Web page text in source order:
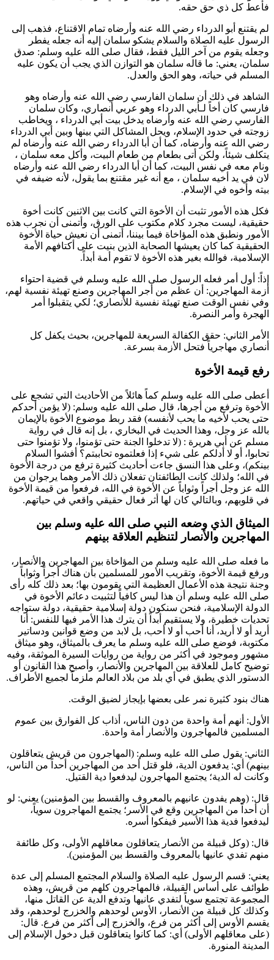
فأعط كل ذي حق حقه.
لم يقتنع أبو الدرداء رضي الله عنه وأرضاه تمام الاقتناع، فذهب إلى
الرسول عليه الصلاة والسلام يشكو سلمان إليه أنه جعله يفطر
وجعله يقوم من آخر الليل فقط، فقال صلى الله عليه وسلم: صدق
سلمان، يعني: ما قاله سلمان هو التوازن الذي يجب أن يكون عليه
المسلم في حياته، وهو الحق والعدل.
الشاهد في ذلك أن سلمان الفارسي رضي الله عنه وأرضاه وهو
فارسي كان أخاً لـأبي الدرداء وهو عربي أنصاري، وكان سلمان
الفارسي رضي الله عنه وأرضاه يدخل بيت أبي الدرداء ، ويخاطب
زوجته في حدود الإسلام، ويحل المشاكل التي بينها وبين أبي الدرداء
رضي الله عنه وأرضاه، كما أن أبا الدرداء رضي الله عنه وأرضاه لم
يتكلف شيئاً، ولكن أتى بطعام من طعام البيت، وأكل معه سلمان ،
ونام معه في نفس البيت، كما أن أبا الدرداء رضي الله عنه وأرضاه
لان في يد أخيه سلمان ، مع أنه غير مقتنع بما يقول، لأنه ضيفه في
بيته وأخوه في الإسلام.
فكل هذه الأمور تثبت أن الأخوة التي كانت بين الاثنين كانت أخوة
حقيقية، ليست مجرد كلام مكتوب على الورق، وأتمنى أن نجرب هذه
الأمور ونطبق هذه المؤاخاة فيما بيننا، أتمنى أن نعيش حياة الأخوة
الحقيقية كما كان يعيشها الصحابة الذين بنيت على أكتافهم الأمة
الإسلامية، فوالله بغير هذه الأخوة لا تقوم أمة أبداً.
إذاً: أول أمر فعله الرسول صلى الله عليه وسلم في قضية احتواء
أزمة المهاجرين: أن عظم من أجر المهاجرين وصنع تهيئة نفسية لهم،
وفي نفس الوقت صنع تهيئة نفسية للأنصاري؛ لكي يتقبلوا أمر
الهجرة وأمر النصرة.
الأمر الثاني: حقق الكفالة السريعة للمهاجرين، بحيث يكفل كل
أنصاري مهاجرياً فتحل الأزمة بسرعة.
رفع قيمة الأخوة
أعطى صلى الله عليه وسلم كماً هائلاً من الأحاديث التي تشجع على
الأخوة وترفع من أجرها، قال صلى الله عليه وسلم: (لا يؤمن أحدكم
حتى يحب لأخيه ما يحب لأنفسه) فقد ربط موضوع الأخوة بالإيمان
بالله عز وجل، وهذا الحديث في البخاري ، بل إنه قال في رواية
مسلم عن أبي هريرة : (لا تدخلوا الجنة حتى تؤمنوا، ولا تؤمنوا حتى
تحابوا، أو لا أدلكم على شيء إذا فعلتموه تحاببتم؟ أفشوا السلام
بينكم)، وعلى هذا النسق جاءت أحاديث كثيرة ترفع من درجة الأخوة
في الله؛ ولذلك كانت الطائفتان تفعلان ذلك الأمر وهما يرجوان من
الله عز وجل أجراً وثواباً عن الأخوة في الله، فرفعوا من قيمة الأخوة
في قلوبهم، وبالتالي كان لها أثر فعال حقيقي واقعي في حياتهم.
الميثاق الذي وضعه النبي صلى الله عليه وسلم بين
المهاجرين والأنصار لتنظيم العلاقة بينهم
ما فعله صلى الله عليه وسلم من المؤاخاة بين المهاجرين والأنصار،
ورفع قيمة الأخوة، وتقريب الأمور للمسلمين بأن هناك أجراً وثواباً
وجنة نتيجة هذه الأعمال العظيمة التي يقومون بها؛ بعد ذلك كله رأى
صلى الله عليه وسلم أن هذا ليس كافياً لتثبيت دعائم الأخوة في
الدولة الإسلامية، فنحن سنكون دولة إسلامية حقيقية، دولة ستواجه
تحديات خطيرة، ولا يستقيم أبداً أن يترك هذا الأمر فيها للنفس: أنا
أريد أو لا أريد، أنا أحب أو لا أحب، بل لابد من وضع قوانين ودساتير
مكتوبة، فوضع صلى الله عليه وسلم ما يعرف بالميثاق، وهو ميثاق
مشهور وموجود في أكثر من رواية من روايات السيرة الموثقة، وفيه
توضيح كامل للعلاقة بين المهاجرين والأنصار، وأصبح هذا القانون أو
الدستور الذي يطبق في أي بلد من بلاد العالم ملزماً لجميع الأطراف.
هناك بنود كثيرة نمر على بعضها بإيجاز لضيق الوقت.
الأول: أنهم أمة واحدة من دون الناس، أذاب كل الفوارق بين عموم
المسلمين فالمهاجرون والأنصار أمة واحدة.
الثاني: يقول صلى الله عليه وسلم: ( المهاجرون من قريش يتعاقلون
بينهم) أي: يدفعون الدية، فلو قتل أحد من المهاجرين أحداً من الناس،
وكانت له الدية؛ يجتمع المهاجرون ليدفعوا دية القتيل.
قال: (وهم يفدون عانيهم بالمعروف والقسط بين المؤمنين) يعني: لو
أن أحداً من المهاجرين وقع في الأسر؛ يجتمع المهاجرون سوياً،
ليدفعوا فدية هذا الأسير فيفكوا أسره.
قال: (وكل قبيلة من الأنصار يتعاقلون معاقلهم الأولى، وكل طائفة
منهم تفدي عانيها بالمعروف والقسط بين المؤمنين).
يعني: قسم الرسول عليه الصلاة والسلام المجتمع المسلم إلى عدة
طوائف على أساس القبيلة، فالمهاجرون كلهم من قريش، وهذه
المجموعة تجتمع سوياً لتفدي عانيها وتدفع الدية عن القاتل منها،
وكذلك كل قبيلة من الأنصار، الأوس لوحدهم والخزرج لوحدهم، وقد
يقسم الأوس إلى أكثر من فرع، والخزرج إلى أكثر من فرع. قال:
(على معاقلهم الأولى) أي: كما كانوا يتعاقلون قبل دخول الإسلام إلى
المدينة المنورة.